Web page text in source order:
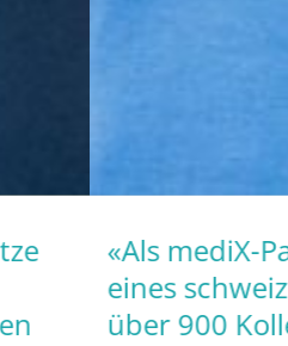
bin ich Teil
Netzwerks mit
und Kollegen.»